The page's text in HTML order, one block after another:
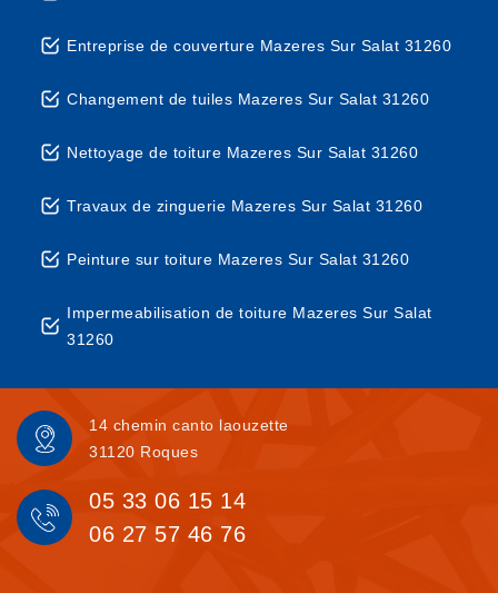
Entreprise de couverture Mazeres Sur Salat 31260
Changement de tuiles Mazeres Sur Salat 31260
Nettoyage de toiture Mazeres Sur Salat 31260
Travaux de zinguerie Mazeres Sur Salat 31260
Peinture sur toiture Mazeres Sur Salat 31260
Impermeabilisation de toiture Mazeres Sur Salat
31260
14 chemin canto laouzette
31120 Roques
05 33 06 15 14
06 27 57 46 76